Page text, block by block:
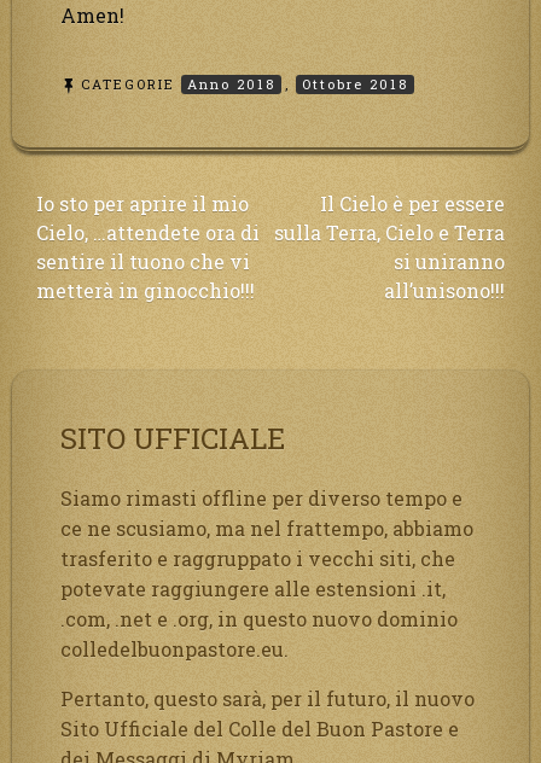
Amen!
CATEGORIE Anno 2018 , Ottobre 2018
Navigazione
articoli
Io sto per aprire il mio
Cielo, …attendete ora di
sentire il tuono che vi
metterà in ginocchio!!!
Il Cielo è per essere
sulla Terra, Cielo e Terra
si uniranno
all’unisono!!!
SITO UFFICIALE
Siamo rimasti offline per diverso tempo e
ce ne scusiamo, ma nel frattempo, abbiamo
trasferito e raggruppato i vecchi siti, che
potevate raggiungere alle estensioni .it,
.com, .net e .org, in questo nuovo dominio
colledelbuonpastore.eu.
Pertanto, questo sarà, per il futuro, il nuovo
Sito Ufficiale del Colle del Buon Pastore e